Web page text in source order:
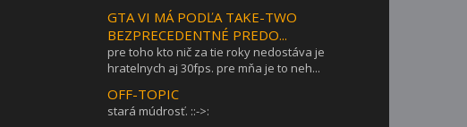
GTA VI MÁ PODĽA TAKE-TWO
BEZPRECEDENTNÉ PREDO...
pre toho kto nič za tie roky nedostáva je
hratelnych aj 30fps. pre mňa je to neh...
OFF-TOPIC
stará múdrosť. ::->: